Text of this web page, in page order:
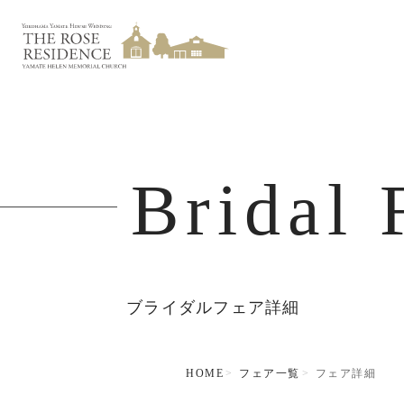
Bridal
ブライダルフェア詳細
HOME フェア一覧 フェア詳細